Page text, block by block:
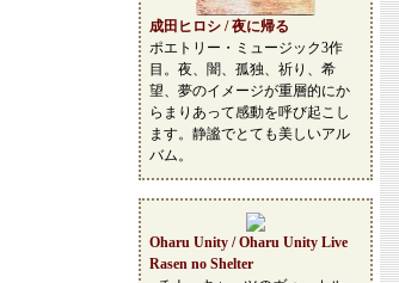
成田ヒロシ / 夜に帰る
ポエトリー・ミュージック3作
目。夜、闇、孤独、祈り、希
望、夢のイメージが重層的にか
らまりあって感動を呼び起こし
ます。静謐でとても美しいアル
バム。
Oharu Unity / Oharu Unity Live
Rasen no Shelter